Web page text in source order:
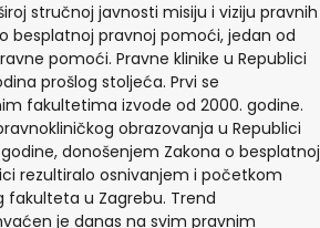
stručnoj javnosti misiju i viziju pravnih
besplatnoj pravnoj pomoći, jedan od
pomoći. Pravne klinike u Republici
prošlog stoljeća. Prvi se
fakultetima izvode od 2000. godine.
obrazovanja u Republici
donošenjem Zakona o besplatnoj
rezultiralo osnivanjem i početkom
fakulteta u Zagrebu. Trend
je danas na svim pravnim